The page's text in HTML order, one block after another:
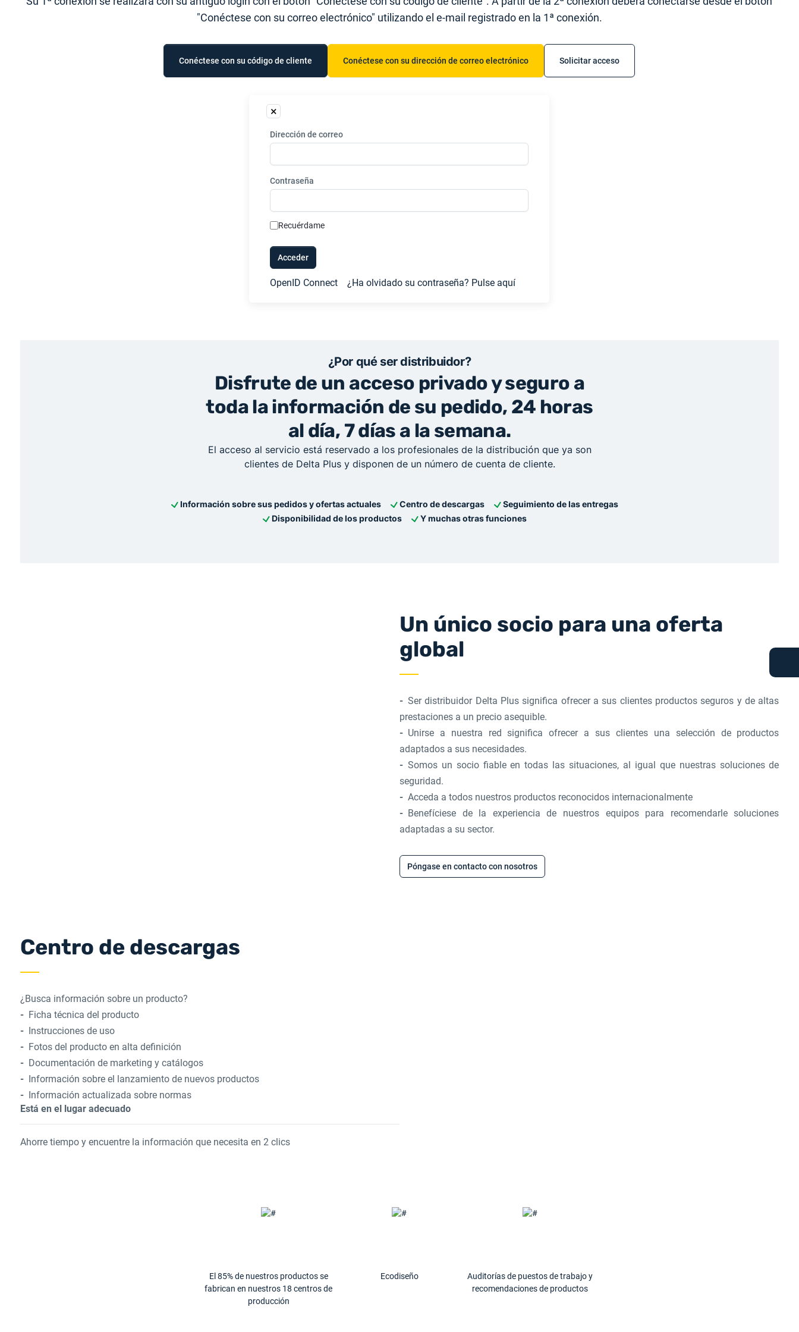
"Conéctese con su correo electrónico" utilizando el e-mail registrado en la 1ª conexión.
Conéctese con su código de cliente Conéctese con su dirección de correo electrónico Solicitar acceso
Login
Dirección de correo
Contraseña
Recuérdame
Acceder
OpenID Connect ¿Ha olvidado su contraseña? Pulse aquí
¿Por qué ser distribuidor?
Disfrute de un acceso privado y seguro a
toda la información de su pedido, 24 horas
al día, 7 días a la semana.
El acceso al servicio está reservado a los profesionales de la distribución que ya son
clientes de Delta Plus y disponen de un número de cuenta de cliente.
Información sobre sus pedidos y ofertas actuales Centro de descargas
Seguimiento de las entregas
Disponibilidad de los productos
Y muchas otras funciones
Un único socio para una oferta
global
Ser distribuidor Delta Plus significa ofrecer a sus clientes productos seguros y de altas
prestaciones a un precio asequible.
Unirse a nuestra red significa ofrecer a sus clientes una selección de productos
adaptados a sus necesidades.
Somos un socio fiable en todas las situaciones, al igual que nuestras soluciones de
seguridad.
Acceda a todos nuestros productos reconocidos internacionalmente
Benefíciese de la experiencia de nuestros equipos para recomendarle soluciones
adaptadas a su sector.
Póngase en contacto con nosotros
Centro de descargas
¿Busca información sobre un producto?
Ficha técnica del producto
Instrucciones de uso
Fotos del producto en alta definición
Documentación de marketing y catálogos
Información sobre el lanzamiento de nuevos productos
Información actualizada sobre normas
Está en el lugar adecuado
Ahorre tiempo y encuentre la información que necesita en 2 clics
El 85% de nuestros productos se
fabrican en nuestros 18 centros de
producción
Ecodiseño
Auditorías de puestos de trabajo y
recomendaciones de productos